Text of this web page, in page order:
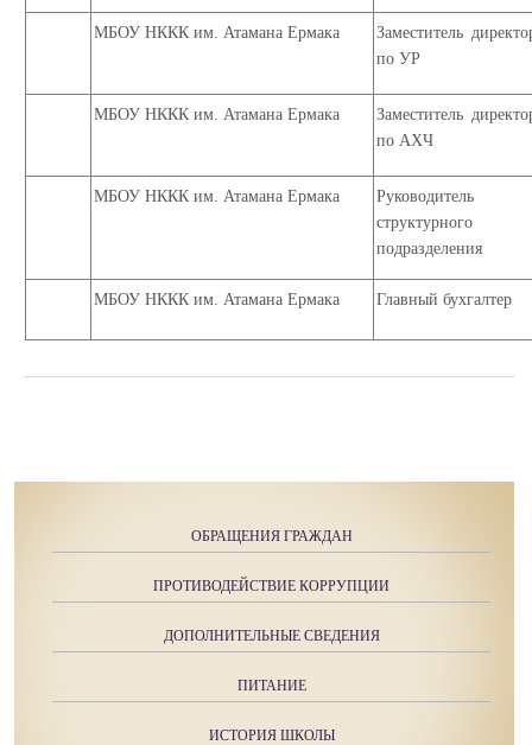
МБОУ НККК им. Атамана Ермака
Заместитель
по УР
МБОУ НККК им. Атамана Ермака
Заместитель
по АХЧ
МБОУ НККК им. Атамана Ермака
Руководитель
структурного
подразделения
МБОУ НККК им. Атамана Ермака Главный бухгалтер
ОБРАЩЕНИЯ ГРАЖДАН
ПРОТИВОДЕЙСТВИЕ КОРРУПЦИИ
ДОПОЛНИТЕЛЬНЫЕ СВЕДЕНИЯ
ПИТАНИЕ
ИСТОРИЯ ШКОЛЫ